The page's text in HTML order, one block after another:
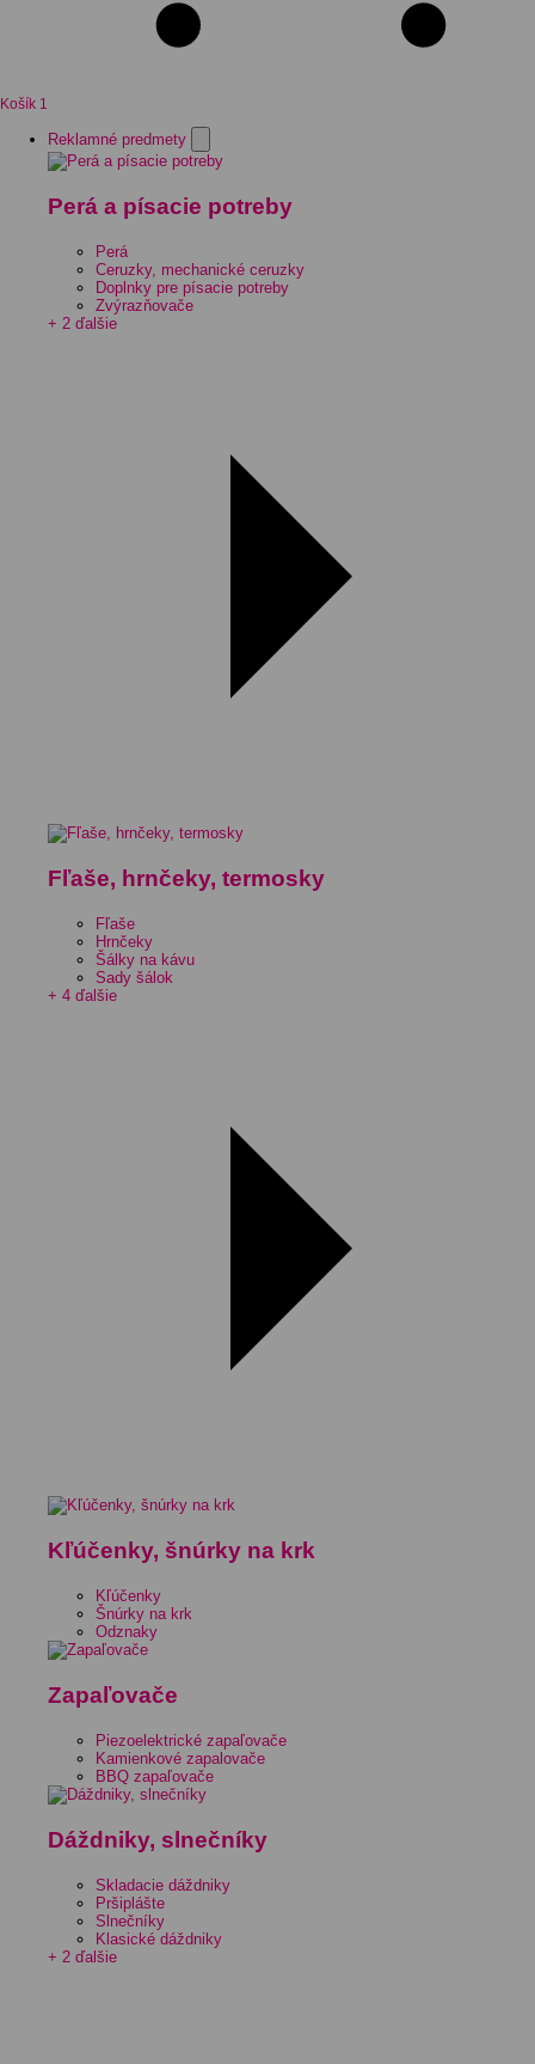
Košík 1
Reklamné predmety
Perá a písacie potreby
Perá
Ceruzky, mechanické ceruzky
Doplnky pre písacie potreby
Zvýrazňovače
+ 2 ďalšie
Fľaše, hrnčeky, termosky
Fľaše
Hrnčeky
Šálky na kávu
Sady šálok
+ 4 ďalšie
Kľúčenky, šnúrky na krk
Kľúčenky
Šnúrky na krk
Odznaky
Zapaľovače
Piezoelektrické zapaľovače
Kamienkové zapalovače
BBQ zapaľovače
Dáždniky, slnečníky
Skladacie dáždniky
Pršiplášte
Slnečníky
Klasické dáždniky
+ 2 ďalšie